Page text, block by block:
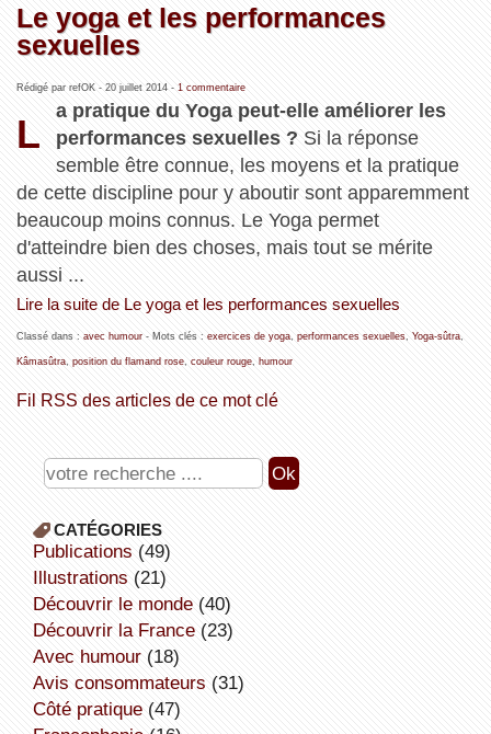
Le yoga et les performances
sexuelles
Rédigé par refOK - 20 juillet 2014- 1 commentaire
L
a pratique du Yoga peut-elle améliorer les
performances sexuelles ? Si la réponse
semble être connue, les moyens et la pratique
de cette discipline pour y aboutir sont apparemment
beaucoup moins connus. Le Yoga permet
d'atteindre bien des choses, mais tout se mérite
aussi ...
Lire la suite de Le yoga et les performances sexuelles
Classé dans : avec humour- Mots clés : exercices de yoga, performances sexuelles, Yoga-sûtra,
Kâmasûtra, position du flamand rose, couleur rouge, humour
Fil RSS des articles de ce mot clé
CATÉGORIES
publications (49)
illustrations (21)
découvrir le monde(40)
découvrir la France(23)
avec humour(18)
avis consommateurs (31)
côté pratique(47)